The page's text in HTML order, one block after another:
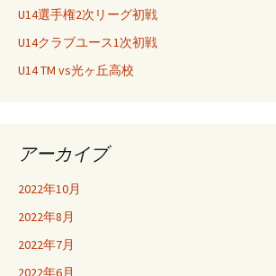
ビ
ゲ
ー
シ
ョ
U14選手権2次リーグ初戦
U14クラブユース1次初戦
U14 TM vs光ヶ丘高校
アーカイブ
2022年10月
2022年8月
2022年7月
2022年6月